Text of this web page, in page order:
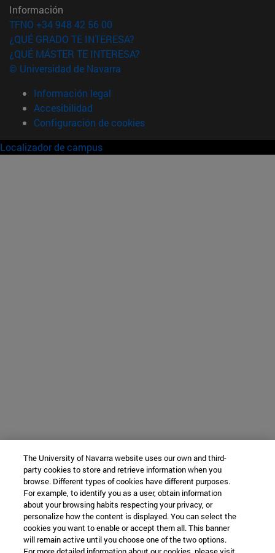
Información
TFNO +34 948 42 56 00
¿QUÉ GRADO TE INTERESA?
¿QUÉ MÁSTER TE INTERESA?
© Universidad de Navarra
Información legal
Accesibilidad
Configuración de cookies
Localizador de campus
The University of Navarra website uses our own and third-
party cookies to store and retrieve information when you
browse. Different types of cookies have different purposes.
For example, to identify you as a user, obtain information
about your browsing habits respecting your privacy, or
personalize how the content is displayed. You can select the
cookies you want to enable or accept them all. This banner
will remain active until you choose one of the two options.